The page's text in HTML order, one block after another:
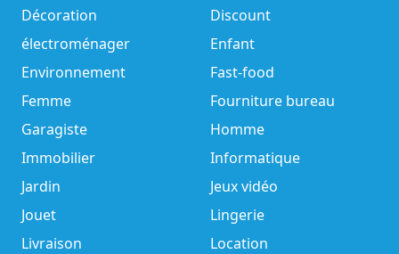
Décoration
Discount
électroménager
Enfant
Environnement
Fast-food
Femme
Fourniture bureau
Garagiste
Homme
Immobilier
Informatique
Jardin
Jeux vidéo
Jouet
Lingerie
Livraison
Location